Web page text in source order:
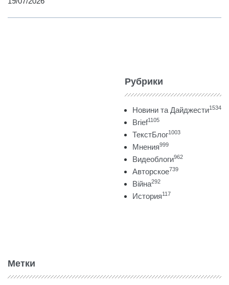
Рубрики
Новини та Дайджести1534
Brief1105
ТекстБлог1003
Мнения999
Видеоблоги962
Авторское739
Війна292
История117
Метки